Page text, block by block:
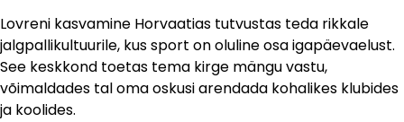
Lovreni kasvamine Horvaatias tutvustas teda rikkale
jalgpallikultuurile, kus sport on oluline osa igapäevaelust.
See keskkond toetas tema kirge mängu vastu,
võimaldades tal oma oskusi arendada kohalikes klubides
ja koolides.